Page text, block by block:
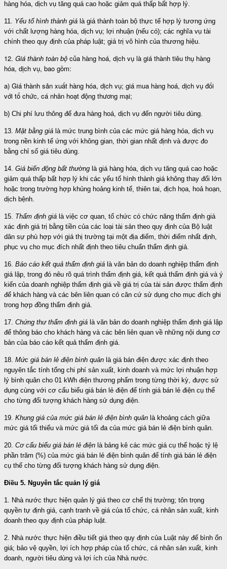
hàng hóa, dịch vụ tăng quá cao hoặc giảm quá thấp bất hợp lý.
11 Yếu tố hình thành giá là giá thành toàn bộ thực tế hợp lý tương ứng
với chất lượng hàng hóa, dịch vụ; lợi nhuận (nếu có); các nghĩa vụ tài
chính theo quy định của pháp luật; giá trị vô hình của thương hiệu.
12. Giá thành toàn bộ của hàng hoá, dịch vụ là giá thành tiêu thụ hàng
hóa, dịch vụ, bao gồm:
a) Giá thành sản xuất hàng hóa, dịch vụ; giá mua hàng hoá, dịch vụ đối
với tổ chức, cá nhân hoạt động thương mại;
b) Chi phí lưu thông để đưa hàng hoá, dịch vụ đến người tiêu dùng.
13. Mặt bằng giá là mức trung bình của các mức giá hàng hóa, dịch vụ
trong nền kinh tế ứng với không gian, thời gian nhất định và được đo
bằng chỉ số giá tiêu dùng.
14. Giá biến động bất thường là giá hàng hóa, dịch vụ tăng quá cao hoặc
giảm quá thấp bất hợp lý khi các yếu tố hình thành giá không thay đổi lớn
hoặc trong trường hợp khủng hoảng kinh tế, thiên tai, địch họa, hoả hoạn,
dịch bệnh.
15. Thẩm định giá là việc cơ quan, tổ chức có chức năng thẩm định giá
xác định giá trị bằng tiền của các loại tài sản theo quy định của Bộ luật
dân sự phù hợp với giá thị trường tại một địa điểm, thời điểm nhất định,
phục vụ cho mục đích nhất định theo tiêu chuẩn thẩm định giá.
16. Báo cáo kết quả thẩm định giá là văn bản do doanh nghiệp thẩm định
giá lập, trong đó nêu rõ quá trình thẩm định giá, kết quả thẩm định giá và ý
kiến của doanh nghiệp thẩm định giá về giá trị của tài sản được thẩm định
để khách hàng và các bên liên quan có căn cứ sử dụng cho mục đích ghi
trong hợp đồng thẩm định giá.
17. Chứng thư thẩm định giá là văn bản do doanh nghiệp thẩm định giá lập
để thông báo cho khách hàng và các bên liên quan về những nội dung cơ
bản của báo cáo kết quả thẩm định giá.
18. Mức giá bán lẻ điện bình quân là giá bán điện được xác định theo
nguyên tắc tính tổng chi phí sản xuất, kinh doanh và mức lợi nhuận hợp
lý bình quân cho 01 kWh điện thương phẩm trong từng thời kỳ, được sử
dụng cùng với cơ cấu biểu giá bán lẻ điện để tính giá bán lẻ điện cụ thể
cho từng đối tượng khách hàng sử dụng điện.
19. Khung giá của mức giá bán lẻ điện bình quân là khoảng cách giữa
mức giá tối thiểu và mức giá tối đa của mức giá bán lẻ điện bình quân.
20. Cơ cấu biểu giá bán lẻ điện là bảng kê các mức giá cụ thể hoặc tỷ lệ
phần trăm (%) của mức giá bán lẻ điện bình quân để tính giá bán lẻ điện
cụ thể cho từng đối tượng khách hàng sử dụng điện.
Điều 5. Nguyên tắc quản lý giá
1. Nhà nước thực hiện quản lý giá theo cơ chế thị trường; tôn trọng
quyền tự định giá, cạnh tranh về giá của tổ chức, cá nhân sản xuất, kinh
doanh theo quy định của pháp luật.
2. Nhà nước thực hiện điều tiết giá theo quy định của Luật này để bình ổn
giá; bảo vệ quyền, lợi ích hợp pháp của tổ chức, cá nhân sản xuất, kinh
doanh, người tiêu dùng và lợi ích của Nhà nước.